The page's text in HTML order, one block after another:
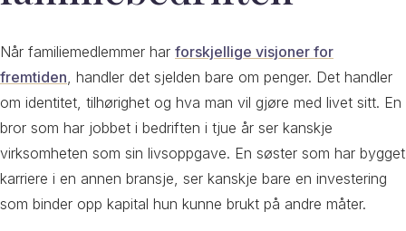
Når familiemedlemmer har forskjellige visjoner for
fremtiden, handler det sjelden bare om penger. Det handler
om identitet, tilhørighet og hva man vil gjøre med livet sitt. En
bror som har jobbet i bedriften i tjue år ser kanskje
virksomheten som sin livsoppgave. En søster som har bygget
karriere i en annen bransje, ser kanskje bare en investering
som binder opp kapital hun kunne brukt på andre måter.